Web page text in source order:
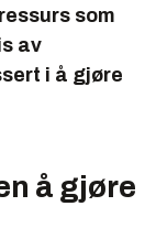
som
av
i å gjøre
å gjøre